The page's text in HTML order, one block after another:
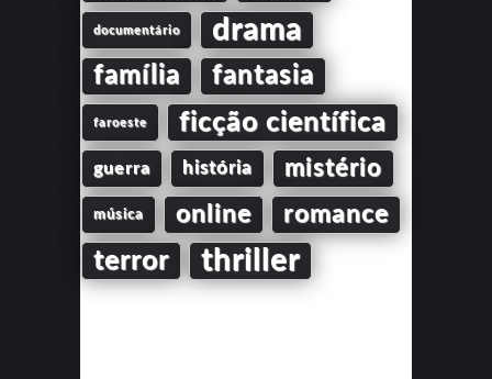
documentário drama
família fantasia
faroeste ficção científica
guerra história mistério
música online romance
terror thriller